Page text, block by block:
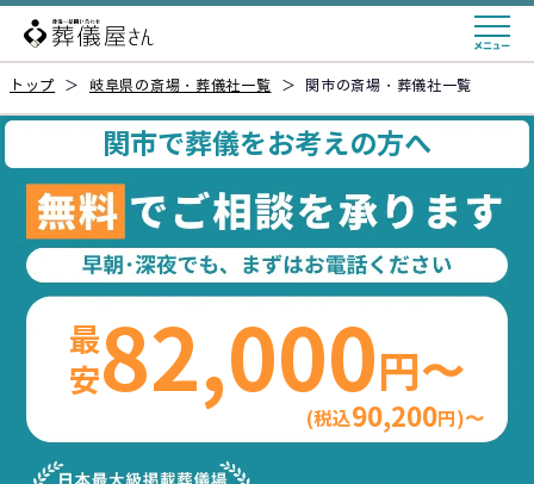
トップ ＞ 岐阜県の斎場・葬儀社一覧 ＞ 関市の斎場・葬儀社一覧
関市で葬儀をお考えの方へ
最安82,000円〜
(税込90,200円)〜